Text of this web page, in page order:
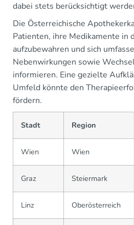
dabei stets berücksichtigt
Die Österreichische
Patienten, ihre Medikamente in
aufzubewahren und sich
Nebenwirkungen sowie
informieren. Eine gezielte
Umfeld könnte den
fördern.
Stadt Region
Wien Wien
Graz Steiermark
Linz Oberösterreich